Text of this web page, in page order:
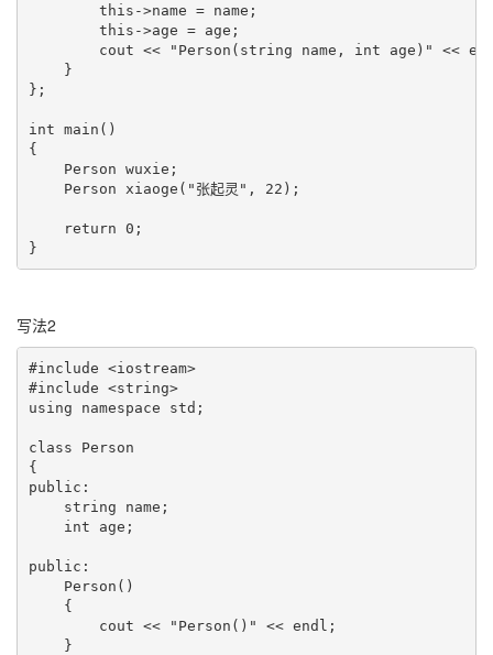
        this->name = name;
        this->age = age;
cout << "Person(string name, int age)" <<
    }
};
int main()
{
    Person wuxie;
    Person xiaoge("张起灵", 22);
    return 0;
写法2
#include <iostream>
#include <string>
using namespace std;
class Person
{
public:
    string name;
    int age;
public:
    Person()
    {
        cout << "Person()" << endl;
    }